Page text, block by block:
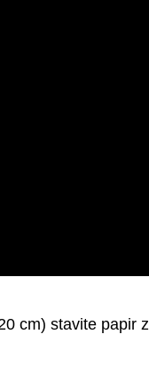
cm) stavite papir